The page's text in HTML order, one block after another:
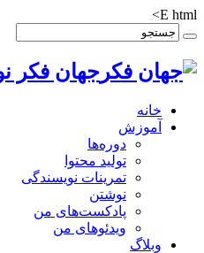
E html>
جهان فکر
خانه
آموزش
دوره‌ها
تولید محتوا
تمرینات نویسندگی
نوشتن
پادکست‌های من
ویدئوهای من
وبلاگ